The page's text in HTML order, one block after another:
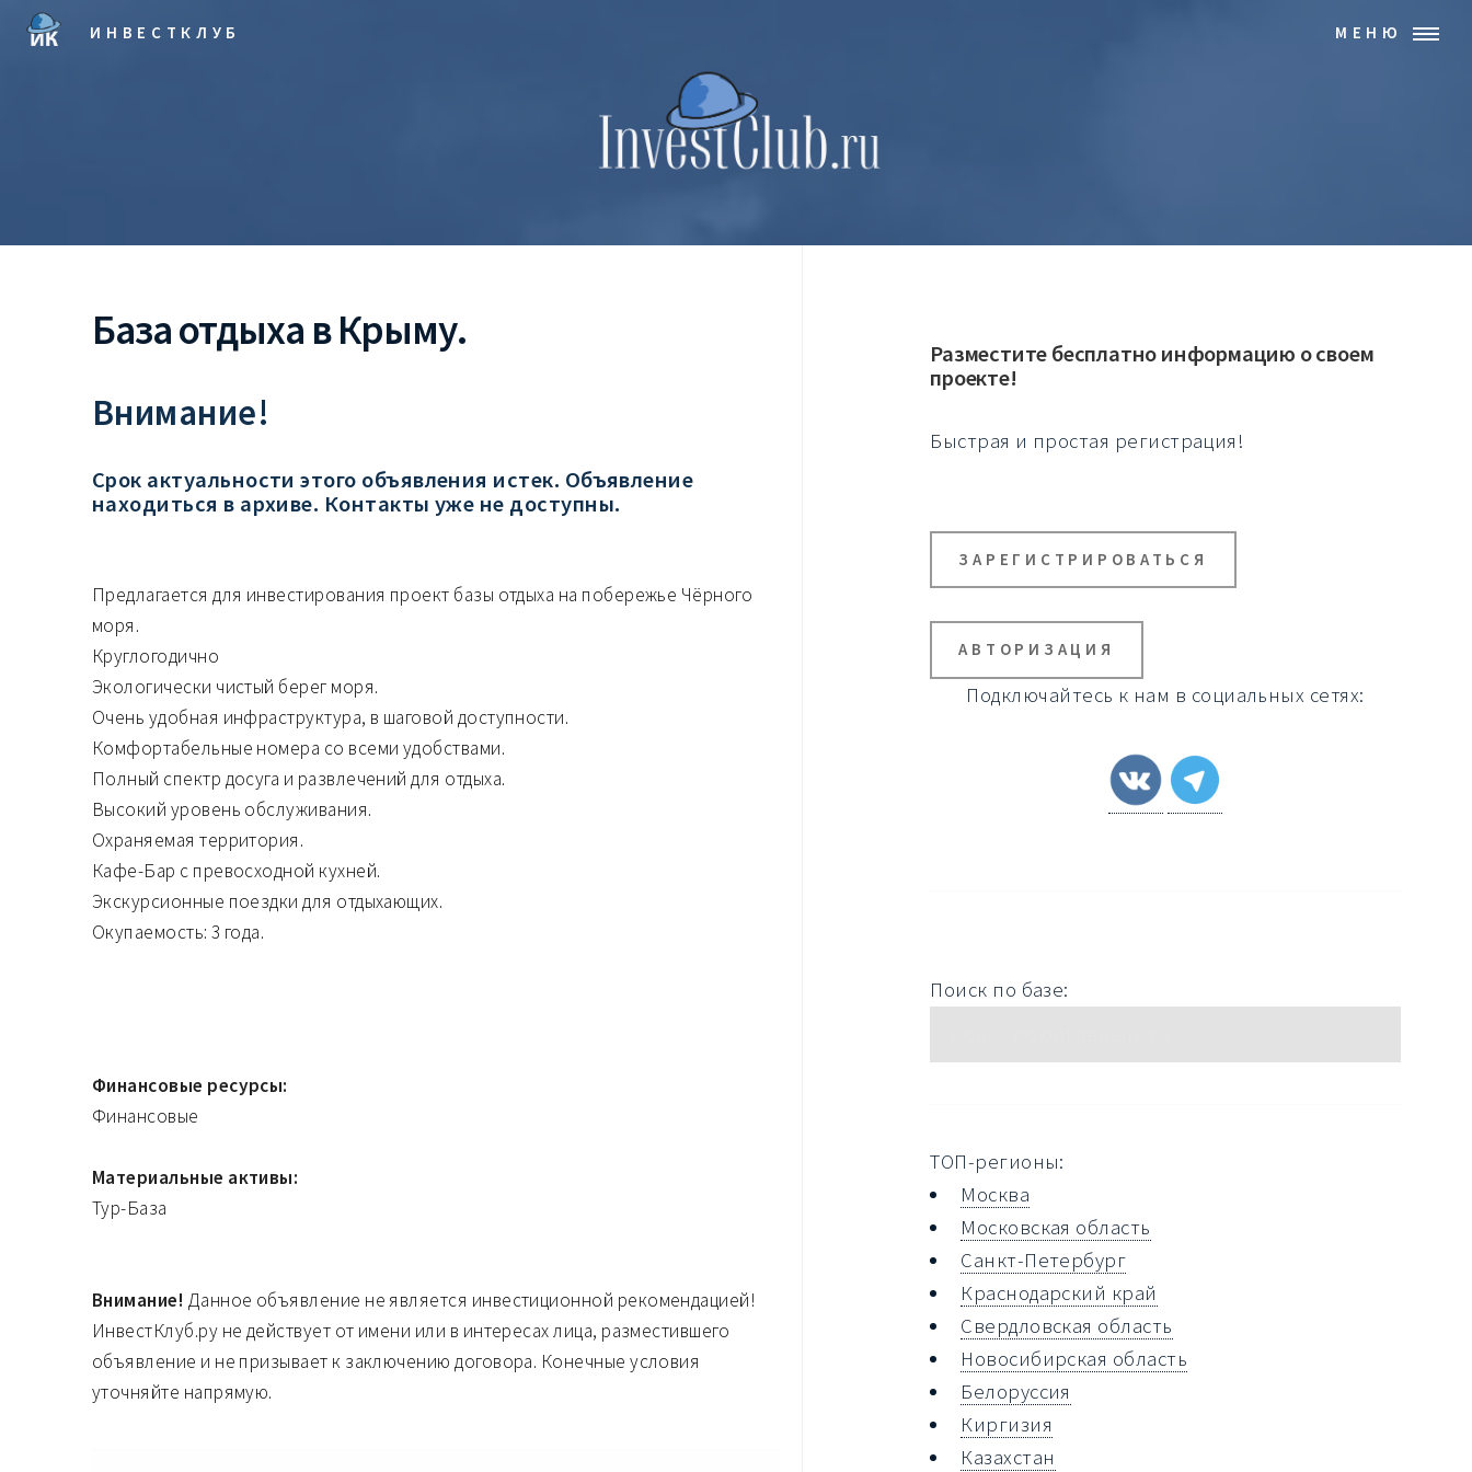
ИНВЕСТКЛУБ МЕНЮ
База отдыха в Крыму.
Внимание!
Срок актуальности этого объявления истек. Объявление
находиться в архиве. Контакты уже не доступны.
Предлагается для инвестирования проект базы отдыха на побережье Чёрного
моря.
Круглогодично
Экологически чистый берег моря.
Очень удобная инфраструктура, в шаговой доступности.
Комфортабельные номера со всеми удобствами.
Полный спектр досуга и развлечений для отдыха.
Высокий уровень обслуживания.
Охраняемая территория.
Кафе-Бар с превосходной кухней.
Экскурсионные поездки для отдыхающих.
Окупаемость: 3 года.
Финансовые ресурсы:
Финансовые
Материальные активы:
Тур-База
Внимание! Данное объявление не является инвестиционной рекомендацией!
ИнвестКлуб.ру не действует от имени или в интересах лица, разместившего
объявление и не призывает к заключению договора. Конечные условия
уточняйте напрямую.
Разместите бесплатно информацию о своем
проекте!
Быстрая и простая регистрация!
ЗАРЕГИСТРИРОВАТЬСЯ
АВТОРИЗАЦИЯ
Подключайтесь к нам в социальных сетях:
Поиск по базе:
ТОП-регионы:
Москва
Московская область
Санкт-Петербург
Краснодарский край
Свердловская область
Новосибирская область
Белоруссия
Киргизия
Казахстан